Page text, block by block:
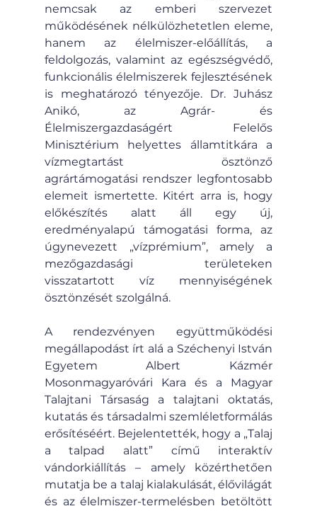
nemcsak az emberi szervezet
működésének nélkülözhetetlen eleme,
hanem az élelmiszer-előállítás, a
feldolgozás, valamint az egészségvédő,
funkcionális élelmiszerek fejlesztésének
is meghatározó tényezője. Dr. Juhász
Anikó, az Agrár- és
Élelmiszergazdaságért Felelős
Minisztérium helyettes államtitkára a
vízmegtartást ösztönző
agrártámogatási rendszer legfontosabb
elemeit ismertette. Kitért arra is, hogy
előkészítés alatt áll egy új,
eredményalapú támogatási forma, az
úgynevezett „vízprémium”, amely a
mezőgazdasági területeken
visszatartott víz mennyiségének
ösztönzését szolgálná.
A rendezvényen együttműködési
megállapodást írt alá a Széchenyi István
Egyetem Albert Kázmér
Mosonmagyaróvári Kara és a Magyar
Talajtani Társaság a talajtani oktatás,
kutatás és társadalmi szemléletformálás
erősítéséért. Bejelentették, hogy a „Talaj
a talpad alatt” című interaktív
vándorkiállítás – amely közérthetően
mutatja be a talaj kialakulását, élővilágát
és az élelmiszer-termelésben betöltött